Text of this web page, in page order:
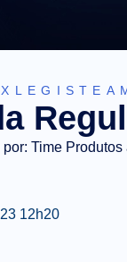
Time
12h20